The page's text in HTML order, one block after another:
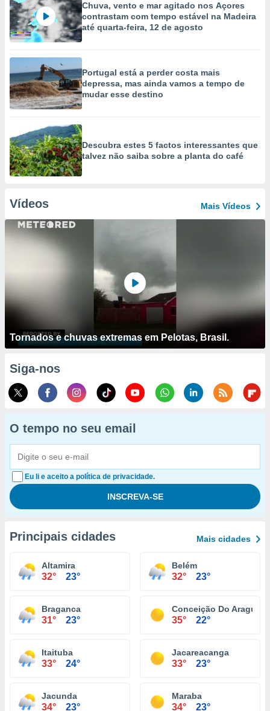
Chuva, vento e mar agitado nos Açores
contrastam com tempo estável na Madeira
até quarta-feira, 12 de agosto
Portugal está a perder costa mais
depressa, mas ainda vamos a tempo de
mudar esse destino
Descubra estes 5 factos interessantes que
talvez não saiba sobre a planta do café
Vídeos Mais Vídeos
Tornados e chuvas extremas em Pelotas, Brasil.
Siga-nos
O tempo no seu email
Eu li e aceito a política de privacidade.
Principais cidades Mais cidades
Altamira
32° 23°
Belém
32° 23°
Braganca
31° 23°
Conceição Do Araguaia
35° 22°
Itaituba
33° 24°
Jacareacanga
33° 23°
Jacunda
34° 23°
Maraba
34° 23°